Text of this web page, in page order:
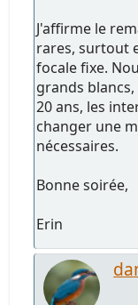
J'affirme le
rares, surtout
focale fixe.
grands
20 ans, les
changer une
nécessaires.
Bonne soirée,
Erin